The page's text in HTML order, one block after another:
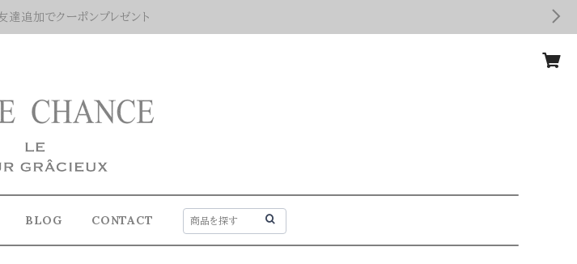
達追加でクーポンプレゼント
BLOG CONTACT